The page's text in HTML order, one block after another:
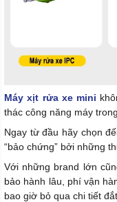
Máy xịt rửa xe mini
thác công năng máy
Ngay từ đầu hãy chọn
“bảo chứng” bởi những
Với những brand lớn
bảo hành lâu, phí vận
bao giờ bỏ qua chi tiết